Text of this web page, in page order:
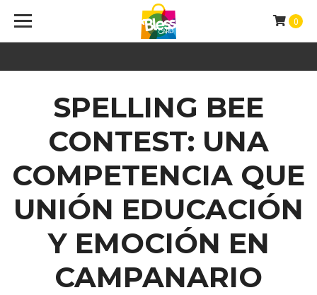
0
SPELLING BEE
CONTEST: UNA
COMPETENCIA QUE
UNIÓN EDUCACIÓN
Y EMOCIÓN EN
CAMPANARIO